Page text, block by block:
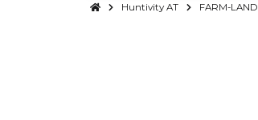
Huntivity AT FARM-LAND